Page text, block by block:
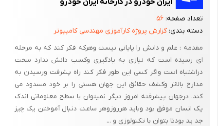
در موقع گودبرداری چنانچه محل گودبرداری بزرگ نباشد از وسائل
معمولی مانند بیل و کلنگ و فرقون ( چرخ دستی ) استفاده می گردد ,
برای این کار تا عمق معینی که عمل پرتاب خاک با بیل به بالا امکان
پذیر است ( مثلاً 2 متر ) عمل گود برداری را ادامه می دهند و بعد از آن
پله ای ایجاد نموده و خاک حاصله از عمق پائین تر از پله را روی پله
ایجاد شده ریخته و از روی پله دوباره به خارج منتقل می نمایند . برای
گود برداری های بزرگتر استفاده از بیل و کلنگ مقرون به صرفه نبوده و
بهتر است از وسایل مکانیکی مانند لودر و غیره استفاده شود . در این
ایران‌ خودرو در کارخانه ایران خودرو
تعداد صفحه: ۵۶
دسته بندی: گزارش پروژه کارآموزی مهندسی کامپیوتر
مقدمه : علم و دانش را پایانی نیست وهرکه فکر کند که به مرحله
ای رسیده است که نیازی به یادگیری وکسب دانش ندارد سخت
دراشتباه است واگر کسی این طور فکر کند راه پشرفت ورسیدن به
مدارج بالاتر وکشف حقائق این جهان هستی را بر خود مسدود می
کند. درجهان پیشرفته امروز دیگر نمیتوان با سطح معلوماتی اندک
یک انسان موفق بود وباید هرروزوهر ساعت دنبال آموختن یک چیز
جد ید بودتا بتوان با تکنولوزی و ...